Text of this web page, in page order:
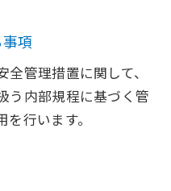
項
管理措置に関して、
う内部規程に基づく管
行います。